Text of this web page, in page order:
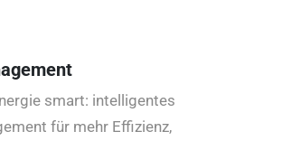
smart: intelligentes
für mehr Effizienz,